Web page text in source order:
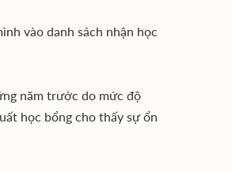
vào danh sách nhận học
năm trước do mức độ
học bổng cho thấy sự ổn